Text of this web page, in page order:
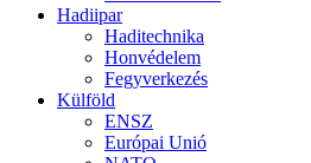
Hadiipar
Haditechnika
Honvédelem
Fegyverkezés
Külföld
ENSZ
Európai Unió